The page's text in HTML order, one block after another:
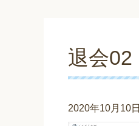
退会02
2020年10月10日